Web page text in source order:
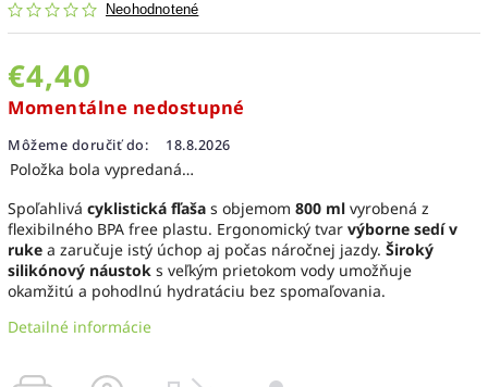
Neohodnotené
€4,40
Momentálne nedostupné
Môžeme doručiť do: 18.8.2026
Položka bola vypredaná…
Spoľahlivá cyklistická fľaša s objemom 800 ml vyrobená z
flexibilného BPA free plastu. Ergonomický tvar výborne sedí v
ruke a zaručuje istý úchop aj počas náročnej jazdy. Široký
silikónový náustok s veľkým prietokom vody umožňuje
okamžitú a pohodlnú hydratáciu bez spomaľovania.
Detailné informácie